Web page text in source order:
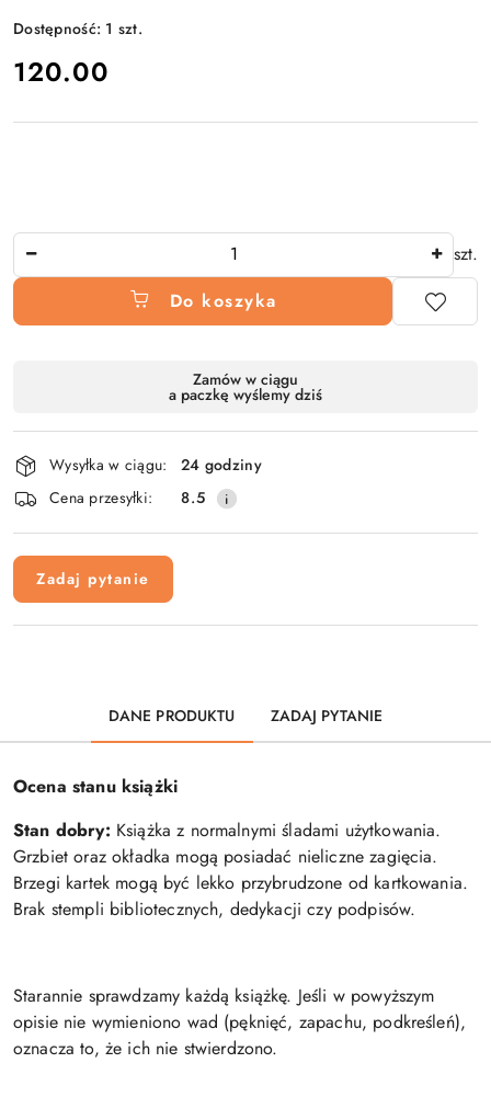
Dostępność: 1 szt.
cena:
120.00
szt.
Do koszyka
dostawa
Zamów w ciągu
a paczkę wyślemy dziś
Wysyłka w ciągu:
24 godziny
Cena przesyłki:
8.5
Zadaj pytanie
DANE PRODUKTU ZADAJ PYTANIE
Ocena stanu książki
Stan dobry: Książka z normalnymi śladami użytkowania.
Grzbiet oraz okładka mogą posiadać nieliczne zagięcia.
Brzegi kartek mogą być lekko przybrudzone od kartkowania.
Brak stempli bibliotecznych, dedykacji czy podpisów.
Starannie sprawdzamy każdą książkę. Jeśli w powyższym
opisie nie wymieniono wad (pęknięć, zapachu, podkreśleń),
oznacza to, że ich nie stwierdzono.